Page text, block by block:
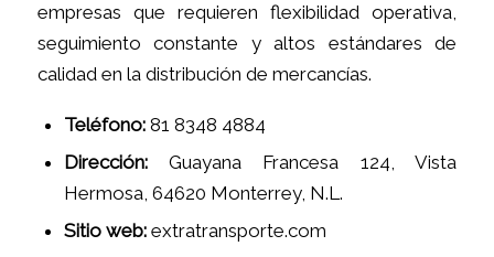
empresas que requieren flexibilidad operativa,
seguimiento constante y altos estándares de
calidad en la distribución de mercancías.
Teléfono:81 8348 4884
Dirección:Guayana Francesa 124, Vista
Hermosa, 64620 Monterrey, N.L.
Sitio web:extratransporte.com